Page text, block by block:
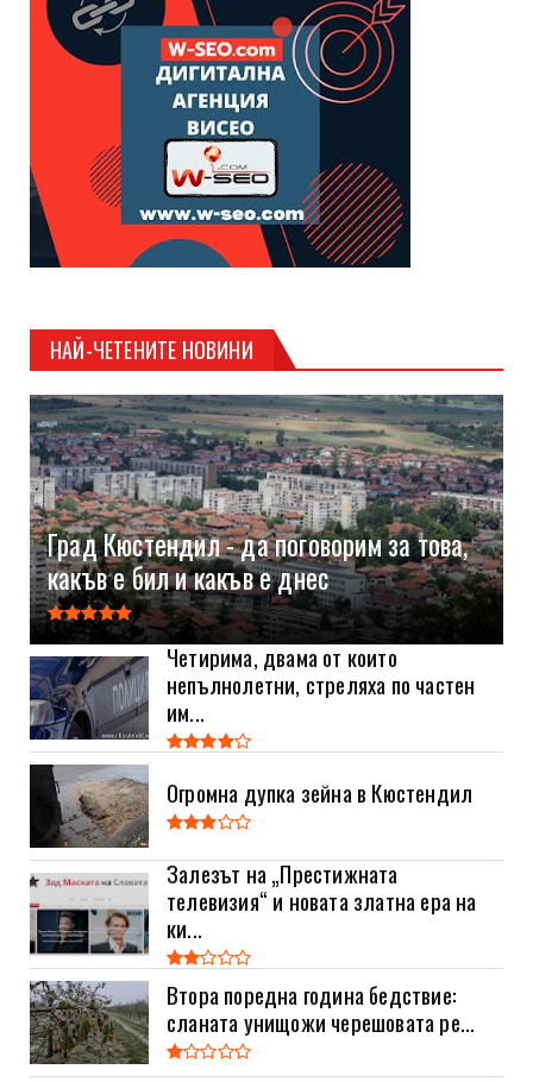
НАЙ-ЧЕТЕНИТЕ НОВИНИ
Град Кюстендил - да поговорим за това,
какъв е бил и какъв е днес
Четирима, двама от които
непълнолетни, стреляха по частен
им...
Огромна дупка зейна в Кюстендил
Залезът на „Престижната
телевизия“ и новата златна ера на
ки...
Втора поредна година бедствие:
сланата унищожи черешовата ре...